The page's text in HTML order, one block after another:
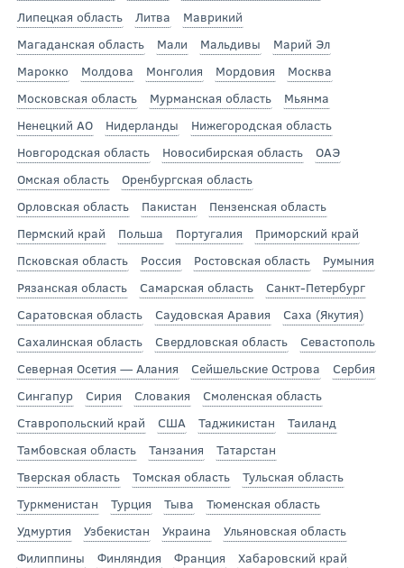
Липецкая область
Литва
Маврикий
Магаданская область
Мали Мальдивы
Марий Эл
Марокко
Молдова Монголия Мордовия
Москва
Московская область
Мурманская область
Мьянма
Ненецкий АО
Нидерланды
Нижегородская область
Новгородская область
Новосибирская область
ОАЭ
Омская область
Оренбургская область
Орловская область
Пакистан
Пензенская область
Пермский край
Польша Португалия
Приморский край
Псковская область
Россия Ростовская область
Румыния
Рязанская область
Самарская область
Санкт-Петербург
Саратовская область
Саудовская Аравия
Саха (Якутия)
Сахалинская область
Свердловская область
Севастополь
Северная Осетия — Алания
Сейшельские Острова
Сербия
Сингапур
Сирия Словакия
Смоленская область
Ставропольский край
США Таджикистан
Таиланд
Тамбовская область
Танзания
Татарстан
Тверская область
Томская область
Тульская область
Туркменистан
Турция Тыва
Тюменская область
Удмуртия
Узбекистан Украина
Ульяновская область
Филиппины
Финляндия Франция
Хабаровский край